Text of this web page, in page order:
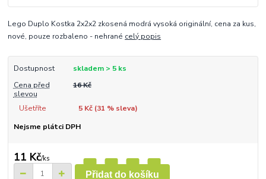
Lego Duplo Kostka 2x2x2 zkosená modrá vysoká originální, cena za kus,
nové, pouze rozbaleno - nehrané celý popis
Dostupnost
skladem > 5 ks
Cena před
slevou
16 Kč
Ušetříte 5 Kč (31 % sleva)
Nejsme plátci DPH
11 Kč/ks
Přidat do košíku